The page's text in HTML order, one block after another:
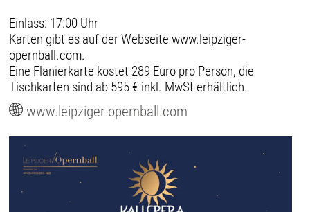
Einlass: 17:00 Uhr
Karten gibt es auf der Webseite www.leipziger-
opernball.com.
Eine Flanierkarte kostet 289 Euro pro Person, die
Tischkarten sind ab 595 € inkl. MwSt erhältlich.
www.leipziger-opernball.com